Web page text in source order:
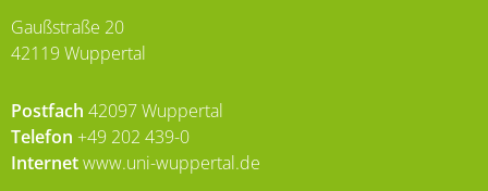
Gaußstraße 20
42119 Wuppertal
Postfach 42097 Wuppertal
Telefon +49 202 439-0
Internetwww.uni-wuppertal.de